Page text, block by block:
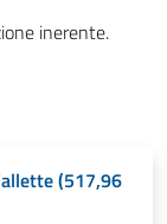
inerente.
(517,96